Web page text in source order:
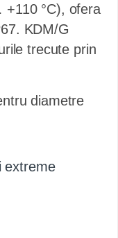
°C), ofera
KDM/G
trecute prin
diametre
extreme